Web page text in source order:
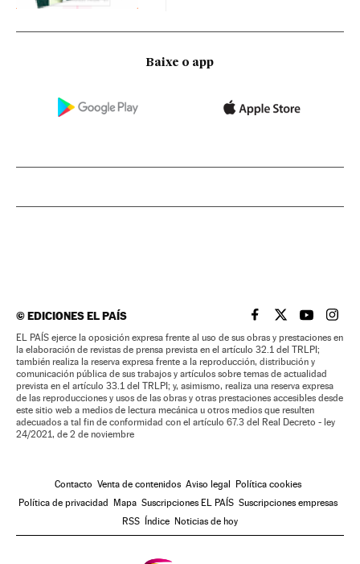
Baixe o app
©EDICIONES EL PAÍS EL PAÍS BRASIL EN
EL PAÍSEL PAÍS
EL
EL PAÍS ejerce la oposición expresa frente al uso de sus obras y prestaciones en
la elaboración de revistas de prensa prevista en el artículo 32.1 del TRLPI;
también realiza la reserva expresa frente a la reproducción, distribución y
comunicación pública de sus trabajos y artículos sobre temas de actualidad
prevista en el artículo 33.1 del TRLPI; y, asimismo, realiza una reserva expresa
de las reproducciones y usos de las obras y otras prestaciones accesibles desde
este sitio web a medios de lectura mecánica u otros medios que resulten
adecuados a tal fin de conformidad con el artículo 67.3 del Real Decreto - ley
24/2021, de 2 de noviembre
Contacto Venta de contenidos Aviso legal Política cookies
Política de privacidad Mapa Suscripciones EL PAÍS Suscripciones empresas
RSS Índice Noticias de hoy